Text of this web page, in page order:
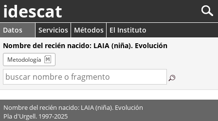
idescat
Datos Servicios Métodos
El Instituto
Nombre del recién nacido: LAIA (niña). Evolución
Metodología
Nombre del recién nacido: LAIA (niña). Evolución
Pla d'Urgell. 1997-2025